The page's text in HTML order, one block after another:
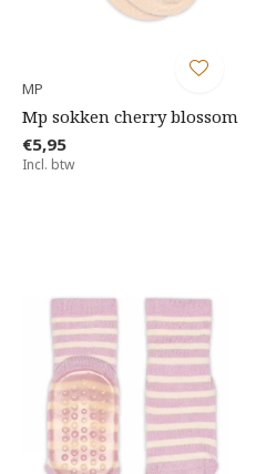
MP
Mp sokken cherry blossom
€5,95
Incl. btw